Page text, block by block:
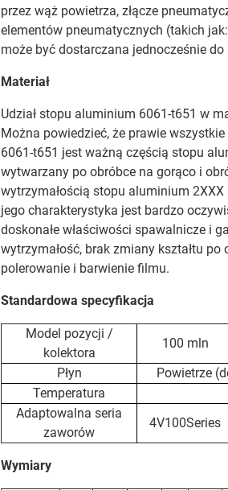
przez wąż powietrza, złącze
elementów pneumatycznych (takich
może być dostarczana jednocześnie
Materiał
Udział stopu aluminium 6061-t651 w
Można powiedzieć, że prawie
6061-t651 jest ważną częścią stopu
wytwarzany po obróbce na gorąco i
wytrzymałością stopu aluminium
jego charakterystyka jest bardzo
doskonałe właściwości spawalnicze i
wytrzymałość, brak zmiany kształtu
polerowanie i barwienie filmu.
Standardowa specyfikacja
Model pozycji /
kolektora
100 mln
Płyn
Powietrze
Temperatura
Adaptowalna seria
zaworów
4V100Series
Wymiary